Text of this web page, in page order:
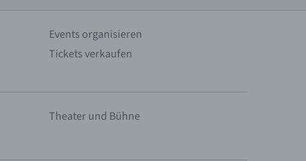
Events organisieren
Tickets verkaufen
Theater und Bühne